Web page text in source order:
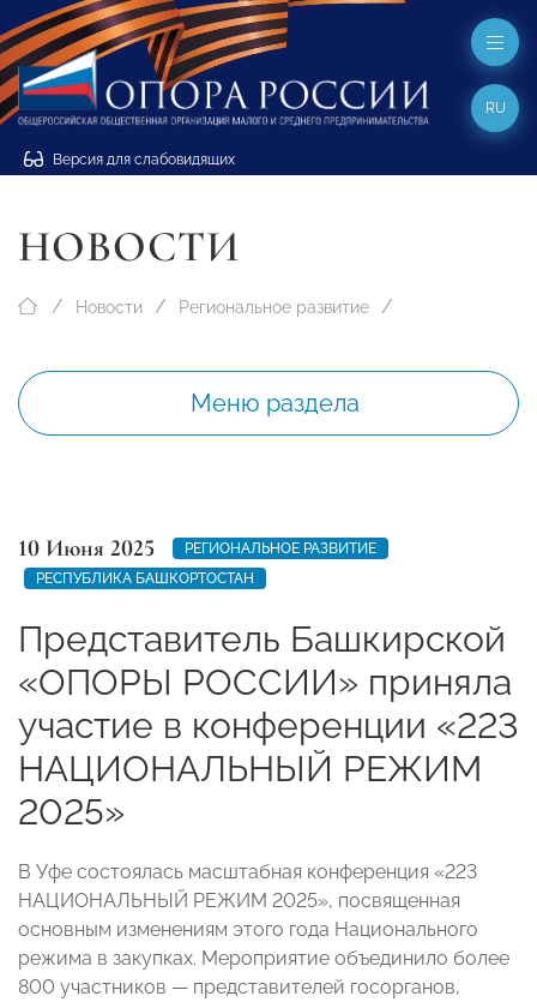
Версия для слабовидящих
RU
НОВОСТИ
Новости Региональное развитие
Меню раздела
10 Июня 2025
РЕГИОНАЛЬНОЕ РАЗВИТИЕ
РЕСПУБЛИКА БАШКОРТОСТАН
Представитель Башкирской
«ОПОРЫ РОССИИ» приняла
участие в конференции «223
НАЦИОНАЛЬНЫЙ РЕЖИМ
2025»
В Уфе состоялась масштабная конференция «223
НАЦИОНАЛЬНЫЙ РЕЖИМ 2025», посвященная
основным изменениям этого года Национального
режима в закупках. Мероприятие объединило более
800 участников — представителей госорганов,